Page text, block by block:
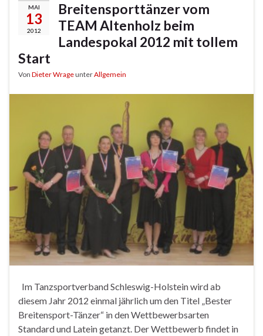
MAI
13
2012
Breitensporttänzer vom
TEAM Altenholz beim
Landespokal 2012 mit tollem
Start
Von Dieter WrageunterAllgemein
Im Tanzsportverband Schleswig-Holstein wird ab
diesem Jahr 2012 einmal jährlich um den Titel „Bester
Breitensport-Tänzer“ in den Wettbewerbsarten
Standard und Latein getanzt. Der Wettbewerb findet in